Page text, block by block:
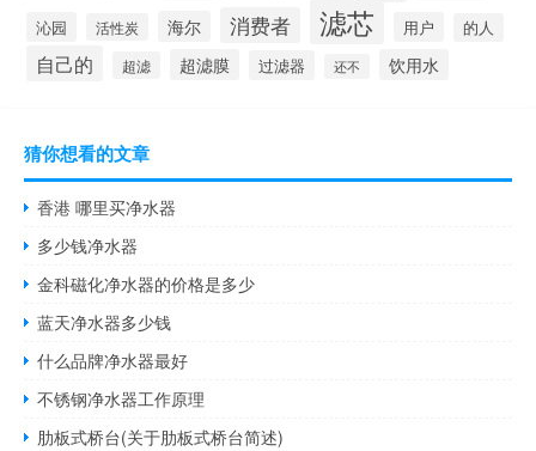
沁园 活性炭 海尔 消费者 滤芯 用户 的人
自己的 超滤 超滤膜 过滤器 还不 饮用水
猜你想看的文章
香港 哪里买净水器
多少钱净水器
金科磁化净水器的价格是多少
蓝天净水器多少钱
什么品牌净水器最好
不锈钢净水器工作原理
肋板式桥台(关于肋板式桥台简述)